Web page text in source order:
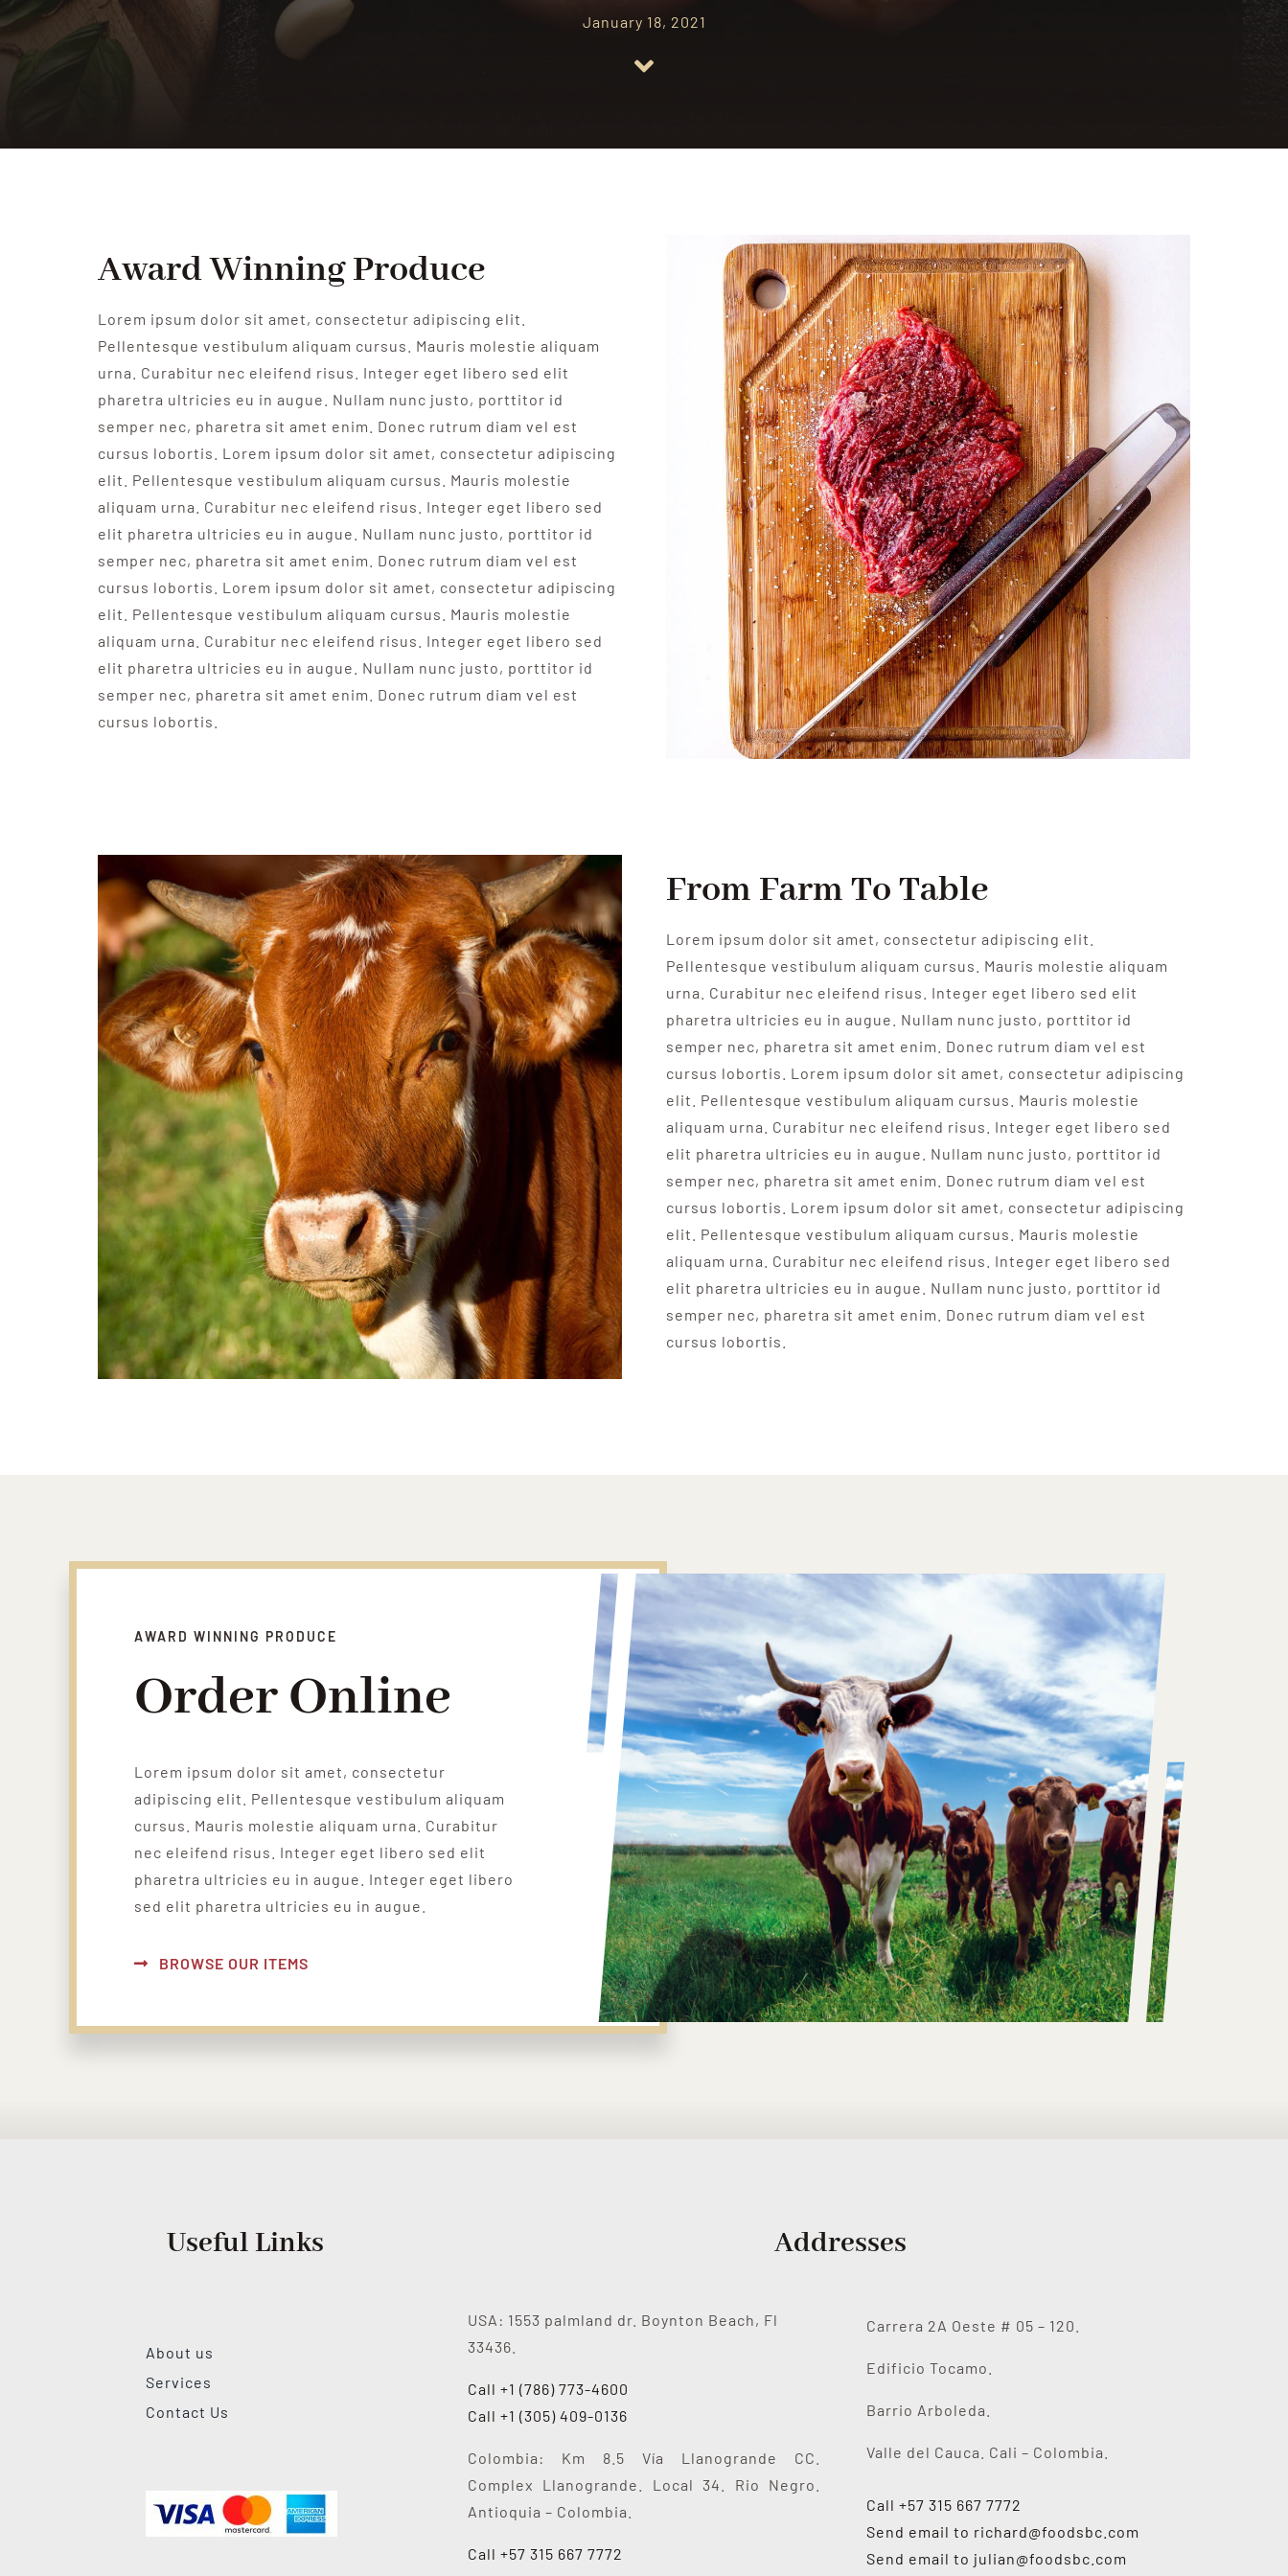
January 18, 2021
Award Winning Produce
Lorem ipsum dolor sit amet, consectetur adipiscing elit.
Pellentesque vestibulum aliquam cursus. Mauris molestie aliquam
urna. Curabitur nec eleifend risus. Integer eget libero sed elit
pharetra ultricies eu in augue. Nullam nunc justo, porttitor id
semper nec, pharetra sit amet enim. Donec rutrum diam vel est
cursus lobortis. Lorem ipsum dolor sit amet, consectetur adipiscing
elit. Pellentesque vestibulum aliquam cursus. Mauris molestie
aliquam urna. Curabitur nec eleifend risus. Integer eget libero sed
elit pharetra ultricies eu in augue. Nullam nunc justo, porttitor id
semper nec, pharetra sit amet enim. Donec rutrum diam vel est
cursus lobortis. Lorem ipsum dolor sit amet, consectetur adipiscing
elit. Pellentesque vestibulum aliquam cursus. Mauris molestie
aliquam urna. Curabitur nec eleifend risus. Integer eget libero sed
elit pharetra ultricies eu in augue. Nullam nunc justo, porttitor id
semper nec, pharetra sit amet enim. Donec rutrum diam vel est
cursus lobortis.
From Farm To Table
Lorem ipsum dolor sit amet, consectetur adipiscing elit.
Pellentesque vestibulum aliquam cursus. Mauris molestie aliquam
urna. Curabitur nec eleifend risus. Integer eget libero sed elit
pharetra ultricies eu in augue. Nullam nunc justo, porttitor id
semper nec, pharetra sit amet enim. Donec rutrum diam vel est
cursus lobortis. Lorem ipsum dolor sit amet, consectetur adipiscing
elit. Pellentesque vestibulum aliquam cursus. Mauris molestie
aliquam urna. Curabitur nec eleifend risus. Integer eget libero sed
elit pharetra ultricies eu in augue. Nullam nunc justo, porttitor id
semper nec, pharetra sit amet enim. Donec rutrum diam vel est
cursus lobortis. Lorem ipsum dolor sit amet, consectetur adipiscing
elit. Pellentesque vestibulum aliquam cursus. Mauris molestie
aliquam urna. Curabitur nec eleifend risus. Integer eget libero sed
elit pharetra ultricies eu in augue. Nullam nunc justo, porttitor id
semper nec, pharetra sit amet enim. Donec rutrum diam vel est
cursus lobortis.
AWARD WINNING PRODUCE
Order Online
Lorem ipsum dolor sit amet, consectetur
adipiscing elit. Pellentesque vestibulum aliquam
cursus. Mauris molestie aliquam urna. Curabitur
nec eleifend risus. Integer eget libero sed elit
pharetra ultricies eu in augue. Integer eget libero
sed elit pharetra ultricies eu in augue.
BROWSE OUR ITEMS
Useful Links
About us
Services
Contact Us
Addresses
USA: 1553 palmland dr. Boynton Beach, Fl
33436.
Call +1 (786) 773-4600
Call +1 (305) 409-0136
Colombia: Km 8.5 Vía Llanogrande CC.
Complex Llanogrande. Local 34. Rio Negro.
Antioquia – Colombia.
Call +57 315 667 7772
Carrera 2A Oeste # 05 – 120.
Edificio Tocamo.
Barrio Arboleda.
Valle del Cauca. Cali – Colombia.
Call +57 315 667 7772
Send email to richard@foodsbc.com
Send email to julian@foodsbc.com